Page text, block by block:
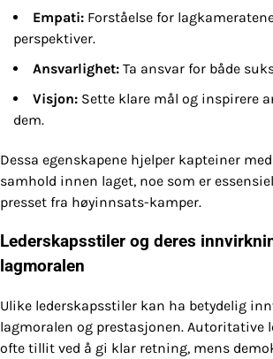
Empati: Forståelse for
perspektiver.
Ansvarlighet: Ta ansvar for både
Visjon: Sette klare mål og inspirere
dem.
Dessa egenskapene hjelper kapteiner
samhold innen laget, noe som er
presset fra høyinnsats-kamper.
Lederskapsstiler og deres
lagmoralen
Ulike lederskapsstiler kan ha betydelig
lagmoralen og prestasjonen. Autoritative
ofte tillit ved å gi klar retning, mens